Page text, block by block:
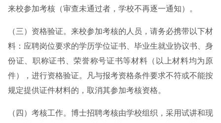
来校参加考核（审查未通过者，学校不再逐一通知）。
（三）资格验证。来校参加考核的人员，请务必携带以下材
料：应聘岗位要求的学历学位证书、毕业生就业协议书、身
份证、职称证书、荣誉称号证书等材料（以上材料均为原
件），进行资格验证。凡与报考资格条件要求不符或不能按
规定提供证件材料的，取消其参加考核资格。
（四）考核工作。博士招聘考核由学校组织，采用试讲和现